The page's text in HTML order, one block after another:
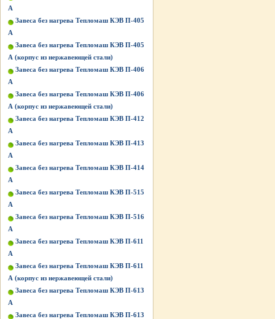
А
Завеса без нагрева Тепломаш КЭВ П-405
А
Завеса без нагрева Тепломаш КЭВ П-405
А (корпус из нержавеющей стали)
Завеса без нагрева Тепломаш КЭВ П-406
А
Завеса без нагрева Тепломаш КЭВ П-406
А (корпус из нержавеющей стали)
Завеса без нагрева Тепломаш КЭВ П-412
А
Завеса без нагрева Тепломаш КЭВ П-413
А
Завеса без нагрева Тепломаш КЭВ П-414
А
Завеса без нагрева Тепломаш КЭВ П-515
A
Завеса без нагрева Тепломаш КЭВ П-516
A
Завеса без нагрева Тепломаш КЭВ П-611
А
Завеса без нагрева Тепломаш КЭВ П-611
А (корпус из нержавеющей стали)
Завеса без нагрева Тепломаш КЭВ П-613
А
Завеса без нагрева Тепломаш КЭВ П-613